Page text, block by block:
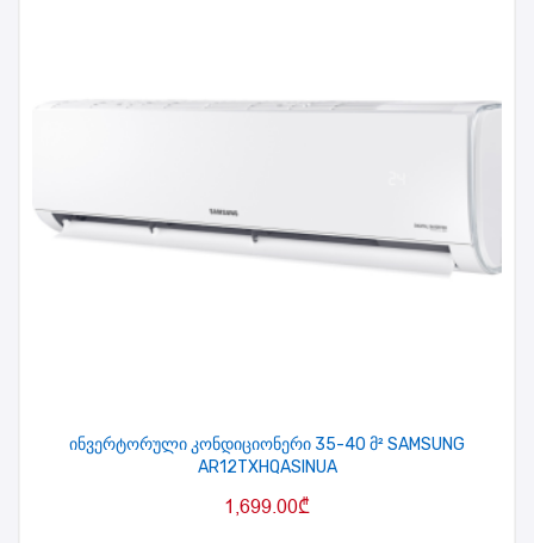
ინვერტორული კონდიციონერი 35-40 მ² SAMSUNG
AR12TXHQASINUA
1,699.00₾